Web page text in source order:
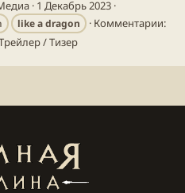
1 Декабрь 2023
likeadragon
Комментарии:
/ Тизер